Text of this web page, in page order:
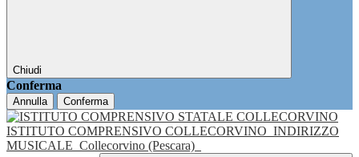
Chiudi
Conferma
Annulla Conferma
ISTITUTO COMPRENSIVO COLLECORVINO INDIRIZZO
MUSICALE Collecorvino (Pescara)